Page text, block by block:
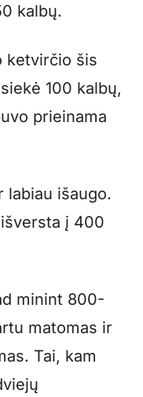
kalbų.
ketvirčio šis
100 kalbų,
prieinama
labiau išaugo.
į 400
minint 800-
matomas ir
Tai, kam